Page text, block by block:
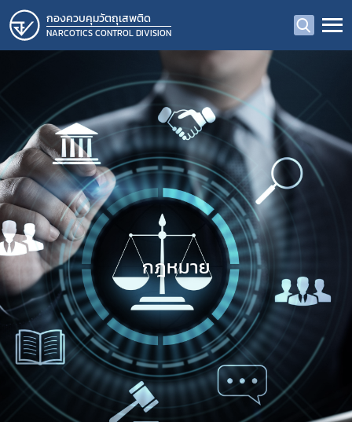
กองควบคุมวัตถุเสพติด
NARCOTICS CONTROL DIVISION
กฎหมาย